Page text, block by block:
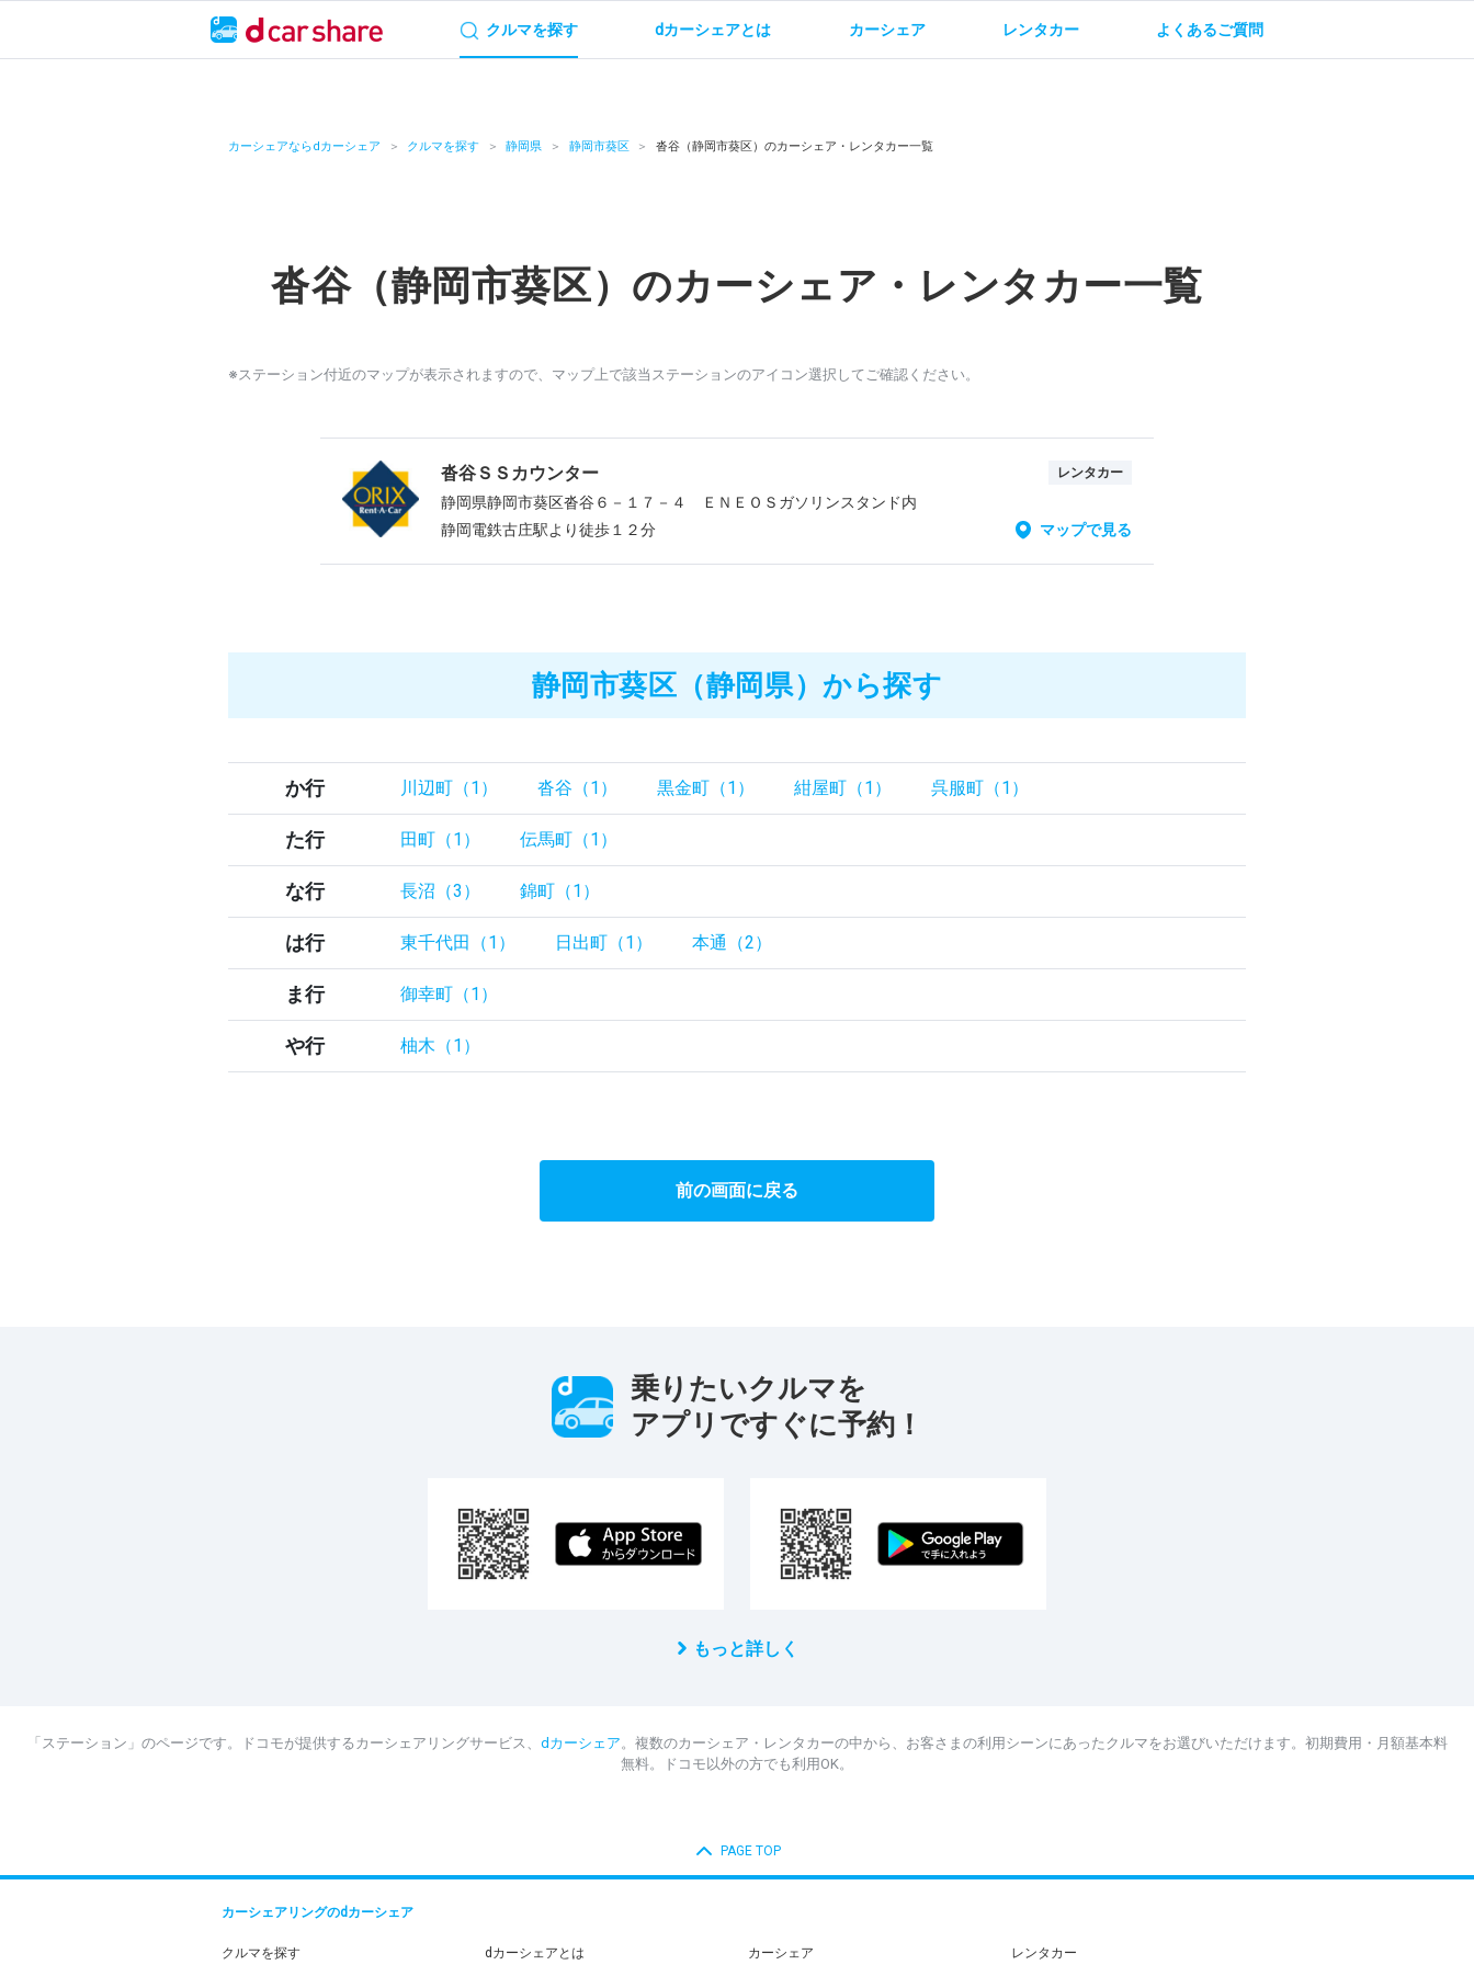
クルマを探す dカーシェアとは カーシェア レンタカー よくあるご質問
カーシェアならdカーシェア クルマを探す 静岡県 静岡市葵区 沓谷（静岡市葵区）のカーシェア・レンタカー一覧
沓谷（静岡市葵区）のカーシェア・レンタカー一覧
※ステーション付近のマップが表示されますので、マップ上で該当ステーションのアイコン選択してご確認ください。
沓谷ＳＳカウンター レンタカー
静岡県静岡市葵区沓谷６－１７－４ ＥＮＥＯＳガソリンスタンド内
静岡電鉄古庄駅より徒歩１２分
マップで見る
静岡市葵区（静岡県）から探す
か行 川辺町（1） 沓谷（1） 黒金町（1） 紺屋町（1） 呉服町（1）
た行 田町（1） 伝馬町（1）
な行 長沼（3） 錦町（1）
は行 東千代田（1） 日出町（1） 本通（2）
ま行 御幸町（1）
や行 柚木（1）
前の画面に戻る
乗りたいクルマを
アプリですぐに予約！
もっと詳しく
「ステーション」のページです。ドコモが提供するカーシェアリングサービス、 dカーシェア。複数のカーシェア・レンタカーの中から、お客さまの利用シーンにあったクルマをお選びいただけます。初期費用・月額基本料
無料。ドコモ以外の方でも利用OK。
PAGE TOP
カーシェアリングのdカーシェア
クルマを探す dカーシェアとは カーシェア レンタカー
よくあるご質問・お問い合わせ